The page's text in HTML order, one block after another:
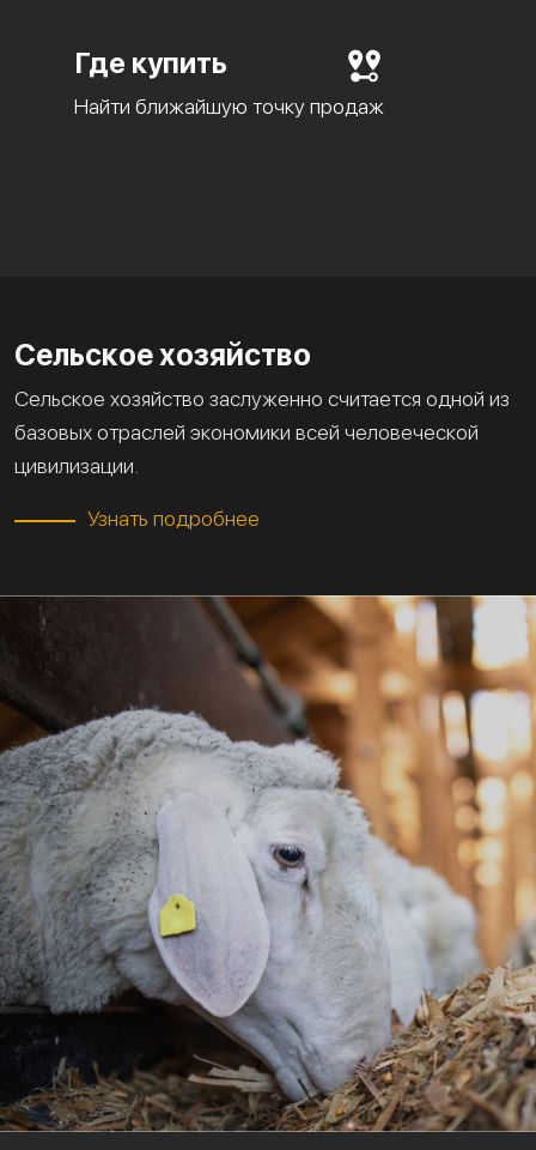
Где купить
Найти ближайшую точку продаж
Сельское хозяйство
Сельское хозяйство заслуженно считается одной из
базовых отраслей экономики всей человеческой
цивилизации.
Узнать подробнее